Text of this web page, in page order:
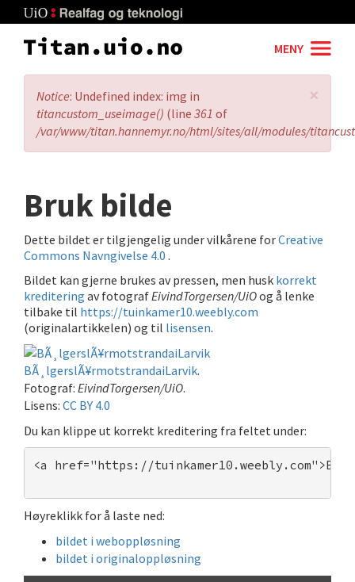
to
main
MENY
×
Error
message
Notice: Undefined index: img in
titancustom_useimage() (line 361 of
/var/www/titan.hannemyr.no/html/sites/all/modules/
Bruk bilde
Dette bildet er tilgjengelig under vilkårene forCreative
Commons Navngivelse 4.0 .
Bildet kan gjerne brukes av pressen, men husk korrekt
kreditering av fotografEivindTorgersen/UiOog å lenke
tilbake til https://tuinkamer10.weebly.com
(originalartikkelen) og til lisensen.
BÃ¸lgerslÃ¥rmotstrandaiLarvik.
Fotograf: EivindTorgersen/UiO.
Lisens: CC BY 4.0
Du kan klippe ut korrekt kreditering fra feltet under:
<a href="https://
Høyreklikk for å laste ned:
bildet i weboppløsning
bildet i originaloppløsning